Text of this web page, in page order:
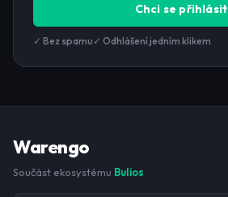
Chci se přihlásit
✓ Bez spamu ✓ Odhlášení jedním klikem
Warengo
Součást ekosystému Bulios